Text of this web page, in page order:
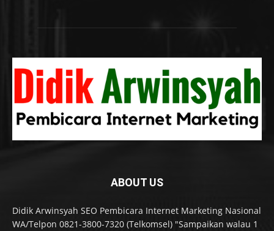
ABOUT US
Didik Arwinsyah SEO Pembicara Internet Marketing Nasional
WA/Telpon 0821-3800-7320 (Telkomsel) "Sampaikan walau 1